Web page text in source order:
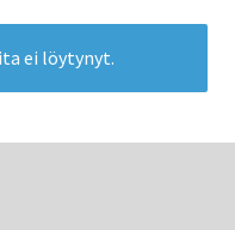
ei löytynyt.